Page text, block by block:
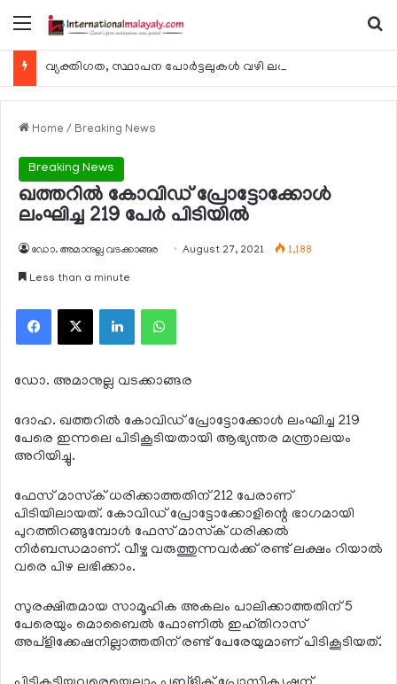
Menu
Home / Breaking News
Breaking News
ഖത്തറില്‍ കോവിഡ് പ്രോട്ടോക്കോള്‍
ലംഘിച്ച 219 പേര്‍ പിടിയില്‍
ഡോ. അമാനുല്ല വടക്കാങ്ങര August 27, 2021 1,188
Less than a minute
Facebook
X LinkedInWhatsApp
ഡോ. അമാനുല്ല വടക്കാങ്ങര
ദോഹ. ഖത്തറില്‍ കോവിഡ് പ്രോട്ടോക്കോള്‍ ലംഘിച്ച 219
പേരെ ഇന്നലെ പിടികൂടിയതായി ആഭ്യന്തര മന്ത്രാലയം
അറിയിച്ചു.
ഫേസ് മാസ്‌ക് ധരിക്കാത്തതിന് 212 പേരാണ്
പിടിയിലായത്. കോവിഡ് പ്രോട്ടോക്കോളിന്റെ ഭാഗമായി
പുറത്തിറങ്ങുമ്പോള്‍ ഫേസ് മാസ്‌ക് ധരിക്കല്‍
നിര്‍ബന്ധമാണ്. വീഴ്ച വരുത്തുന്നവര്‍ക്ക് രണ്ട് ലക്ഷം റിയാല്‍
വരെ പിഴ ലഭിക്കാം.
സുരക്ഷിതമായ സാമൂഹിക അകലം പാലിക്കാത്തതിന് 5
പേരെയും മൊബൈല്‍ ഫോണില്‍ ഇഹ്തിറാസ്
അപ്‌ളിക്കേഷനില്ലാത്തതിന് രണ്ട് പേരേയുമാണ് പിടികൂടിയത്.